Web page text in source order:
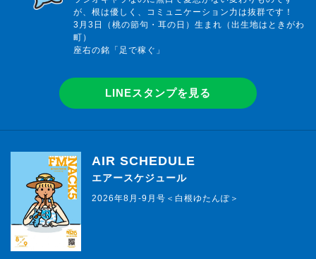
が、根は優しく、コミュニケーション力は抜群です！
3月3日（桃の節句・耳の日）生まれ（出生地はときがわ
町）
座右の銘「足で稼ぐ」
LINEスタンプを見る
AIR SCHEDULE
エアースケジュール
2026年8月-9月号＜白根ゆたんぽ＞